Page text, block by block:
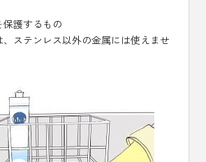
保護するもの
ステンレス以外の金属には使えませ